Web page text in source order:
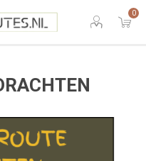
0